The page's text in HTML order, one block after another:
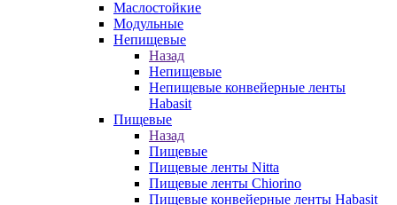
Маслостойкие
Модульные
Непищевые
Назад
Непищевые
Непищевые конвейерные ленты
Habasit
Пищевые
Назад
Пищевые
Пищевые ленты Nitta
Пищевые ленты Chiorino
Пищевые конвейерные ленты Habasit